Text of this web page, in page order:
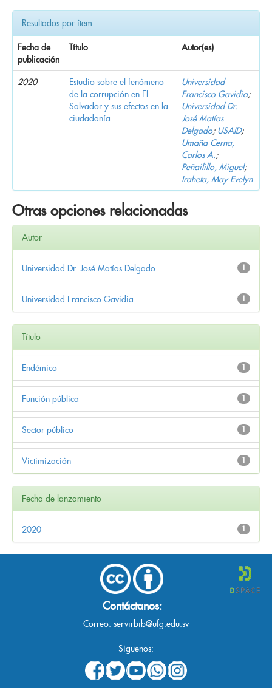
Resultados por ítem:
Fecha de
publicación
Título Autor(es)
2020
Estudio sobre el fenómeno
de la corrupción en El
Salvador y sus efectos en la
ciudadanía
Universidad
Francisco Gavidia;
Universidad Dr.
José Matías
Delgado; USAID;
Umaña Cerna,
Carlos A.;
Peñailillo, Miguel;
Iraheta, May Evelyn
Otras opciones relacionadas
Autor
1
Universidad Dr. José Matías Delgado
1
Universidad Francisco Gavidia
Título
1
Endémico
1
Función pública
1
Sector público
1
Victimización
Fecha de lanzamiento
1
2020
Contáctanos:
Correo: servirbib@ufg.edu.sv
Síguenos: